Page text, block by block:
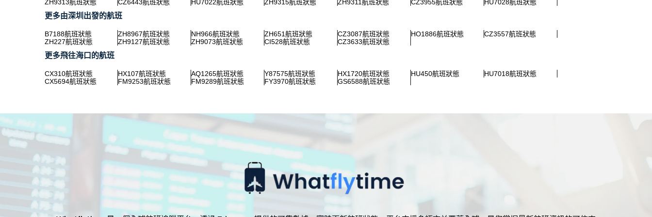
ZH9313航班狀態 CZ6443航班狀態 HU7022航班狀態 ZH9315航班狀態 ZH9311航班狀態 CZ3955航班狀態 HU7028航班狀態
更多由深圳出發的航班
B7188航班狀態 ZH8967航班狀態 NH966航班狀態 ZH651航班狀態 CZ3087航班狀態 HO1886航班狀態
CZ3557航班狀態
ZH227航班狀態
ZH9127航班狀態 ZH9073航班狀態 CI528航班狀態 CZ3633航班狀態
更多飛往海口的航班
CX310航班狀態 HX107航班狀態 AQ1265航班狀態 Y87575航班狀態 HX1720航班狀態 HU450航班狀態
HU7018航班狀態
CX5694航班狀態
FM9253航班狀態 FM9289航班狀態 FY3970航班狀態 GS6588航班狀態